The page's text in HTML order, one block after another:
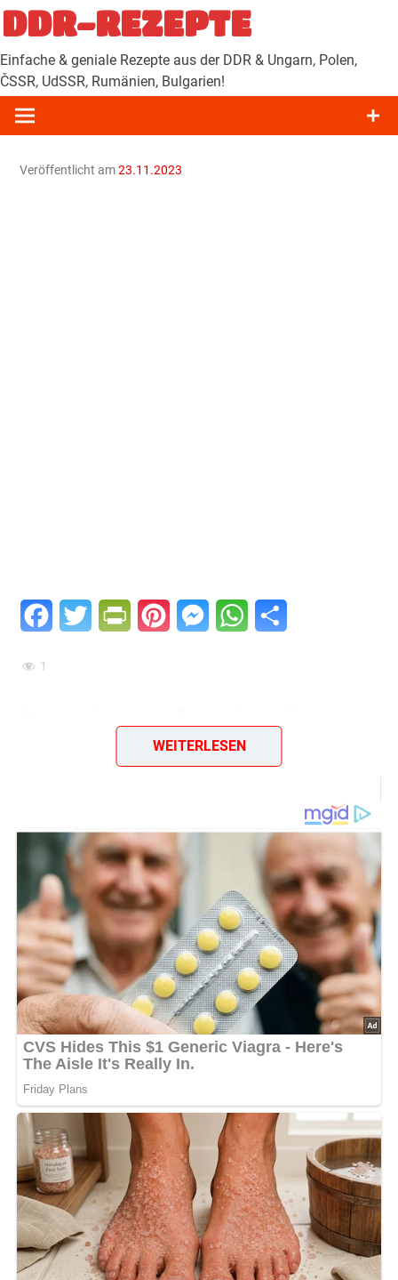
Zum
Inhalt
springen
DDR-REZEPTE
Einfache & geniale Rezepte aus der DDR & Ungarn, Polen,
ČSSR, UdSSR, Rumänien, Bulgarien!
Veröffentlicht am23.11.2023
FacebookTwitter PrintFriendly
PinterestMessengerWhatsApp
1
Spaghettipfannkuchen
200 g gekochte Spaghetti
100 g Hartkäse
100 g Kraftfleisch oder Jagdwurst
Salz
Pfeffer
3 Eßlöffel Öl
2 Eier
4 Eßlöffel Milch
Lob, Kritik, Fragen oder Anregungen zum Rezept?
Dann hinterlasse doch bitte einen Kommentar am
Ende dieser Seite & auch eine Bewertung!
Und so wird es gemacht…
Die Spaghetti vom Vortag mit gewürfeltem Käse und
Kraftfleisch vermischen. Mit Salz und Pfeffer würzen. Öl
in der Pfanne bei kleiner Flamme erhitzen. Die Spaghetti
hineingeben und die mit Milch verquirlten Eier
darübergießen. So lange braten, bis ein
WEITERLESEN